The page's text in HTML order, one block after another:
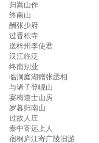
归嵩山作
终南山
酬张少府
过香积寺
送梓州李使君
汉江临泛
终南别业
临洞庭湖赠张丞相
与诸子登岘山
宴梅道士山房
岁暮归南山
过故人庄
秦中寄远上人
宿桐庐江寄广陵旧游